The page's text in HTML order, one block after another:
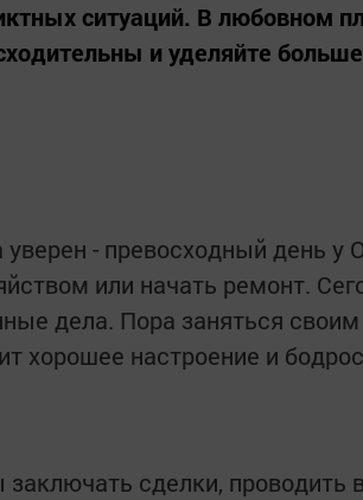
ситуаций. В любовном
и уделяйте
уверен - превосходный день у
или начать ремонт.
дела. Пора заняться
хорошее настроение и
сделки, проводить